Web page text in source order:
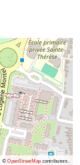
©OpenStreetMap contributors.